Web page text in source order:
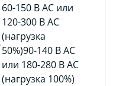
60-150 В AC или
120-300 В AC
(нагрузка
50%)90-140 В AC
или 180-280 В AC
(нагрузка 100%)